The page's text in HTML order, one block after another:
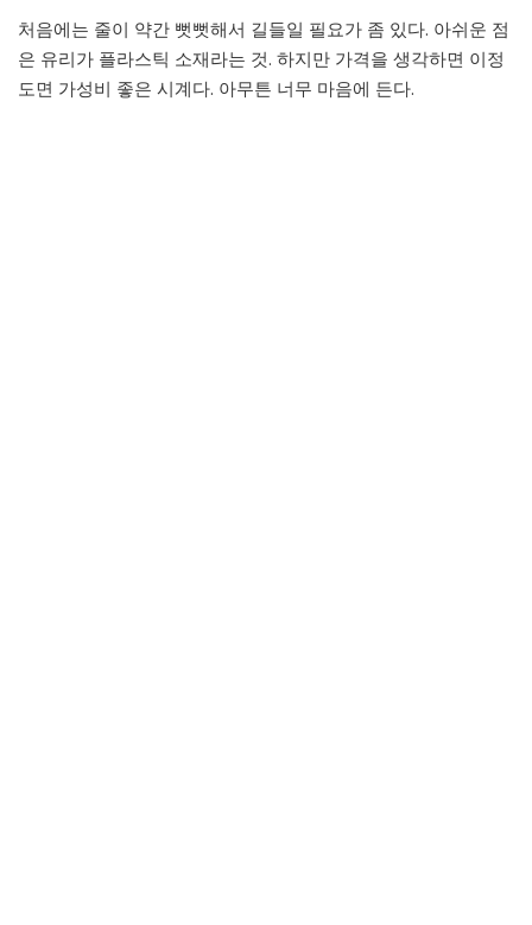
처음에는 줄이 약간 뻣뻣해서 길들일 필요가 좀 있다. 아쉬운 점
은 유리가 플라스틱 소재라는 것. 하지만 가격을 생각하면 이정
도면 가성비 좋은 시계다. 아무튼 너무 마음에 든다.